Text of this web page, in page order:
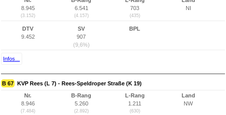
8.945
(3.152)
6.541
(4.157)
703
(435)
NI
DTV
9.452
SV
907
(9,6%)
BPL
Infos...
B 67 KVP Rees (L 7) - Rees-Speldroper Straße (K 19)
Nr.
8.946
(7.484)
B-Rang
5.260
(2.892)
L-Rang
1.211
(630)
Land
NW